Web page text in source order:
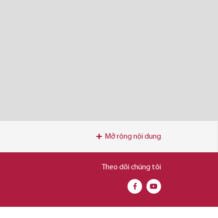
Mở rộng nội dung
Theo dõi chúng tôi